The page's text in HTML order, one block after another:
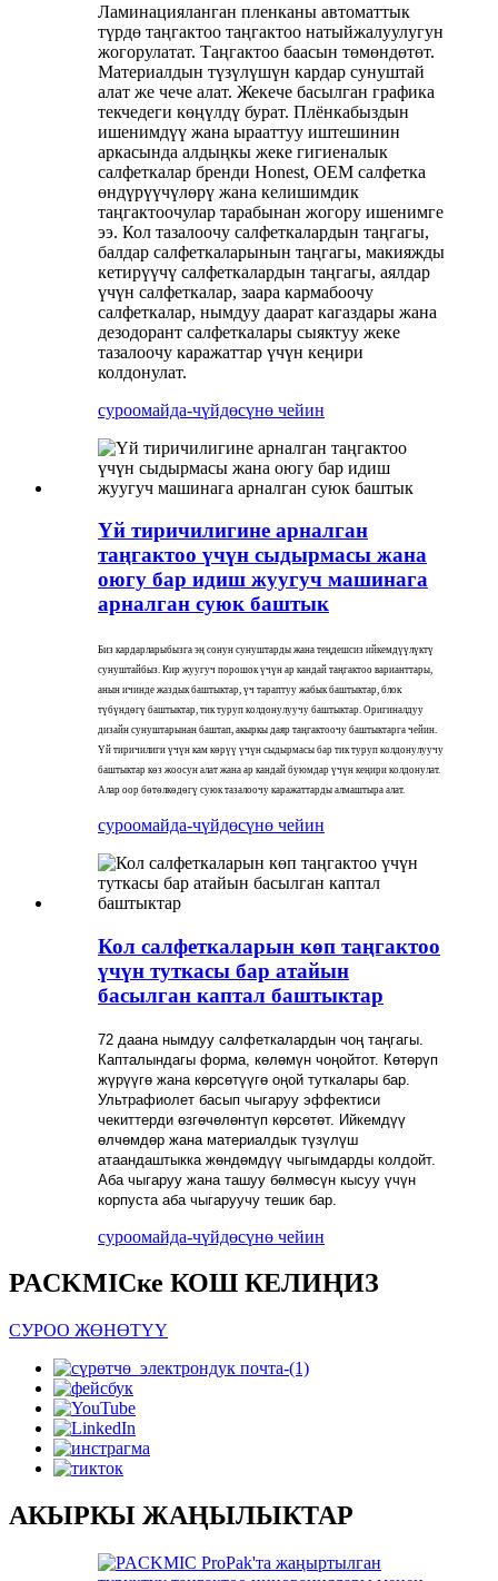
Ламинацияланган пленканы автоматтык
түрдө таңгактоо таңгактоо натыйжалуулугун
жогорулатат. Таңгактоо баасын төмөндөтөт.
Материалдын түзүлүшүн кардар сунуштай
алат же чече алат. Жекече басылган графика
текчедеги көңүлдү бурат. Плёнкабыздын
ишенимдүү жана ырааттуу иштешинин
аркасында алдыңкы жеке гигиеналык
салфеткалар бренди Honest, OEM салфетка
өндүрүүчүлөрү жана келишимдик
таңгактоочулар тарабынан жогору ишенимге
ээ. Кол тазалоочу салфеткалардын таңгагы,
балдар салфеткаларынын таңгагы, макияжды
кетирүүчү салфеткалардын таңгагы, аялдар
үчүн салфеткалар, заара кармабоочу
салфеткалар, нымдуу даарат кагаздары жана
дезодорант салфеткалары сыяктуу жеке
тазалоочу каражаттар үчүн кеңири
колдонулат.
суроомайда-чүйдөсүнө чейин
Үй тиричилигине арналган
таңгактоо үчүн сыдырмасы жана
оюгу бар идиш жуугуч машинага
арналган суюк баштык
Биз кардарларыбызга эң сонун сунуштарды жана теңдешсиз ийкемдүүлүктү
сунуштайбыз. Кир жуугуч порошок үчүн ар кандай таңгактоо варианттары,
анын ичинде жаздык баштыктар, үч тараптуу жабык баштыктар, блок
түбүндөгү баштыктар, тик туруп колдонулуучу баштыктар. Оригиналдуу
дизайн сунуштарынан баштап, акыркы даяр таңгактоочу баштыктарга чейин.
Үй тиричилиги үчүн кам көрүү үчүн сыдырмасы бар тик туруп колдонулуучу
баштыктар көз жоосун алат жана ар кандай буюмдар үчүн кеңири колдонулат.
Алар оор бөтөлкөдөгү суюк тазалоочу каражаттарды алмаштыра алат.
суроомайда-чүйдөсүнө чейин
Кол салфеткаларын көп таңгактоо
үчүн туткасы бар атайын
басылган каптал баштыктар
72 даана нымдуу салфеткалардын чоң таңгагы.
Капталындагы форма, көлөмүн чоңойтот. Көтөрүп
жүрүүгө жана көрсөтүүгө оңой туткалары бар.
Ультрафиолет басып чыгаруу эффектиси
чекиттерди өзгөчөлөнтүп көрсөтөт. Ийкемдүү
өлчөмдөр жана материалдык түзүлүш
атаандаштыкка жөндөмдүү чыгымдарды колдойт.
Аба чыгаруу жана ташуу бөлмөсүн кысуу үчүн
корпуста аба чыгаруучу тешик бар.
суроомайда-чүйдөсүнө чейин
PACKMICке КОШ КЕЛИҢИЗ
СУРОО ЖӨНӨТҮҮ
АКЫРКЫ ЖАҢЫЛЫКТАР